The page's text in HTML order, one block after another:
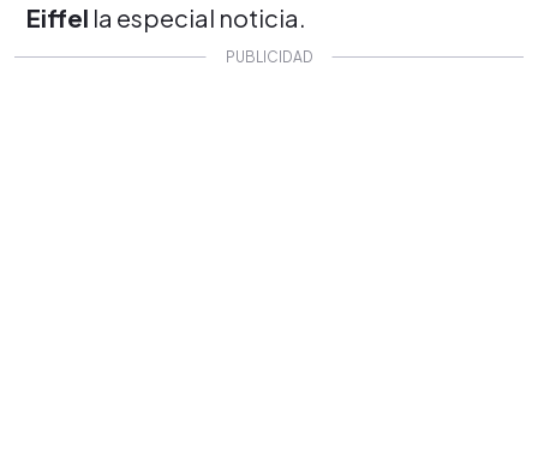
Eiffel la especial noticia.